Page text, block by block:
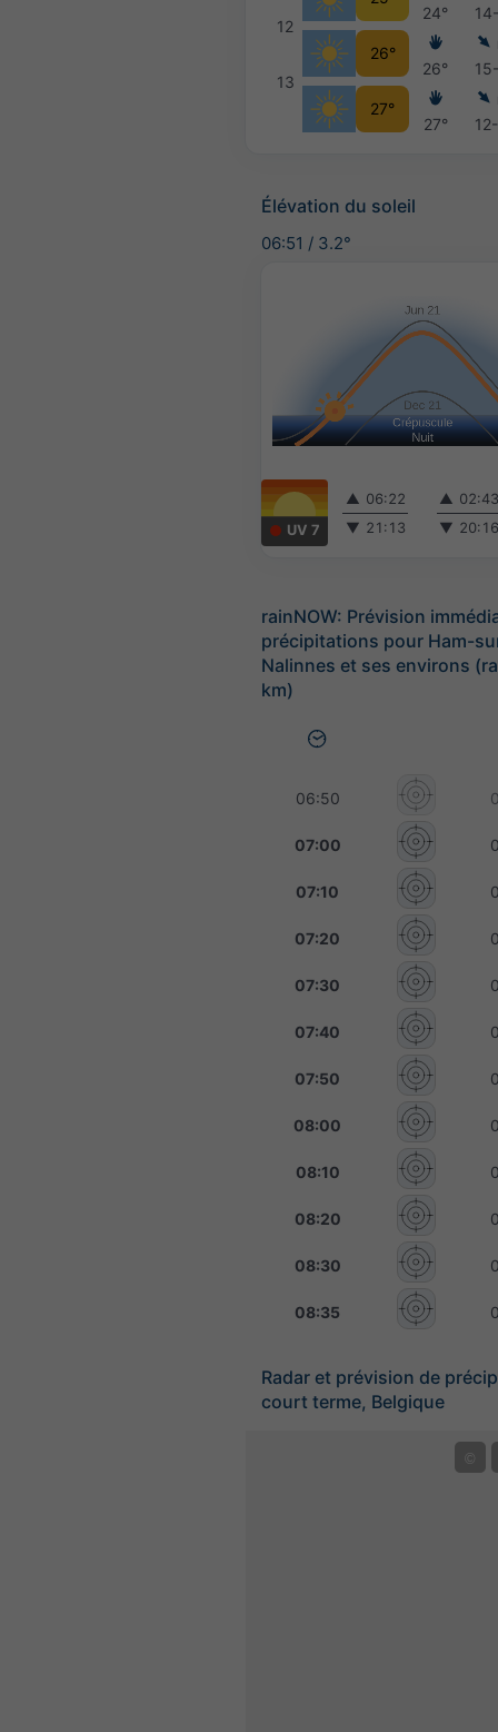
12
13
26°
27°
24°
26°
27°
Élévation du soleil
06:51 / 3.2°
UV 7
▲ 06:22
▼ 21:13
▲
▼
rainNOW: Prévision
précipitations pour Ham-
Nalinnes et ses environs
km)
06:50
07:00
07:10
07:20
07:30
07:40
07:50
08:00
08:10
08:20
08:30
08:35
Radar et prévision de
court terme, Belgique
©